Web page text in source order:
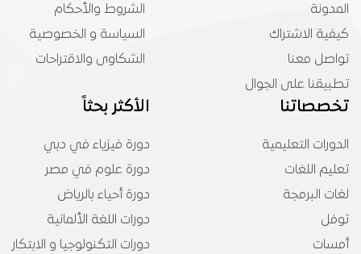
المدونة
كيفية الاشتراك
تواصل معنا
تطبيقنا على الجوال
الشروط والأحكام
السياسة و الخصوصية
الشكاوى والاقتراحات
تخصصاتنا
الدورات التعليمية
تعليم اللغات
لغات البرمجة
توفل
أمسات
الأكثر بحثاً
دورة فيزياء في دبي
دورة علوم في مصر
دورة أحياء بالرياض
دورات اللغة الألمانية
دورات التكنولوجيا و الابتكار